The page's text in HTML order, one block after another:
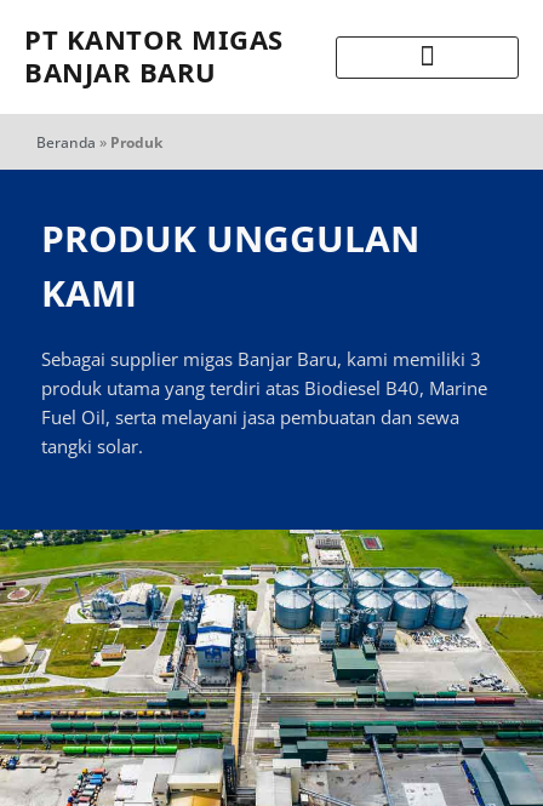
PT KANTOR MIGAS
BANJAR BARU
Beranda » Produk
PRODUK UNGGULAN
KAMI
Sebagai supplier migas Banjar Baru, kami memiliki 3
produk utama yang terdiri atas Biodiesel B40, Marine
Fuel Oil, serta melayani jasa pembuatan dan sewa
tangki solar.